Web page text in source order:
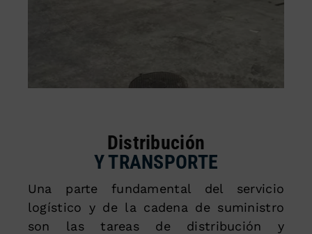
Distribución
Y TRANSPORTE
Una parte fundamental del servicio
logístico y de la cadena de suministro
son las tareas de distribución y